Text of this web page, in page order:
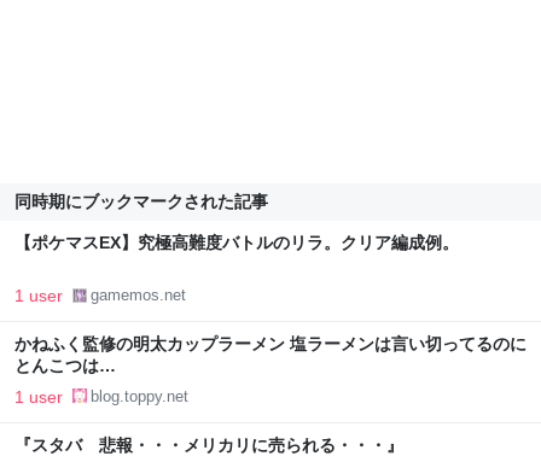
同時期にブックマークされた記事
【ポケマスEX】究極高難度バトルのリラ。クリア編成例。
1 user gamemos.net
かねふく監修の明太カップラーメン 塩ラーメンは言い切ってるのに
とんこつは…
1 user blog.toppy.net
『スタバ 悲報・・・メリカリに売られる・・・』